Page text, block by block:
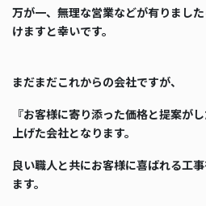
万が一、無理な営業などが有りまし
けますと幸いです。
まだまだこれからの会社ですが、
『お客様に寄り添った価格と提案が
上げた会社となります。
良い職人と共にお客様に喜ばれる工
ます。